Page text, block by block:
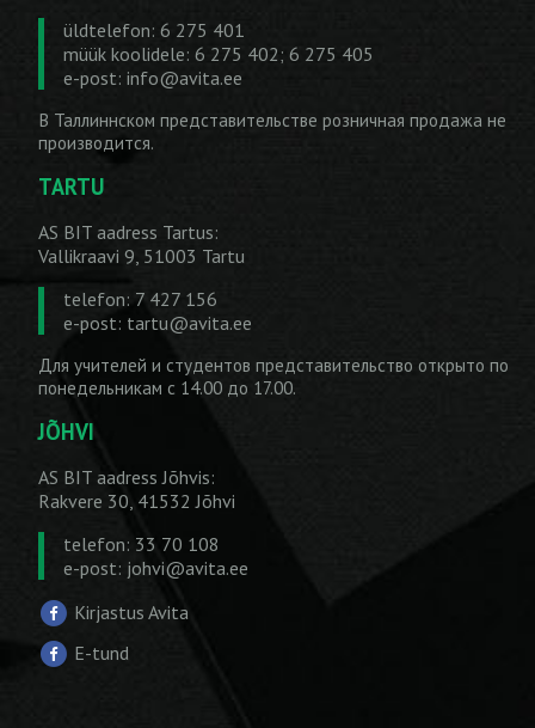
üldtelefon: 6 275 401
müük koolidele: 6 275 402; 6 275 405
e-post: info@avita.ee
В Таллиннском представительстве розничная продажа не
производится.
TARTU
AS BIT aadress Tartus:
Vallikraavi 9, 51003 Tartu
telefon: 7 427 156
e-post: tartu@avita.ee
Для учителей и студентов представительство открыто по
понедельникам с 14.00 до 17.00.
JÕHVI
AS BIT aadress Jõhvis:
Rakvere 30, 41532 Jõhvi
telefon: 33 70 108
e-post: johvi@avita.ee
Kirjastus Avita
E-tund